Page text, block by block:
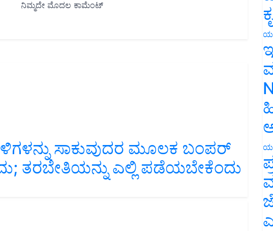
ಸಾಕುವುದರ ಮೂಲಕ ಬಂಪರ್‌
ತರಬೇತಿಯನ್ನು ಎಲ್ಲಿ ಪಡೆಯಬೇಕೆಂದು